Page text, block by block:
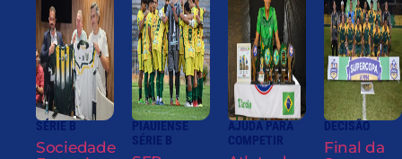
SÉRIE B
Sociedade
PIAUIENSE
SÉRIE B
AJUDA PARA
COMPETIR
DECISÃO
Final da